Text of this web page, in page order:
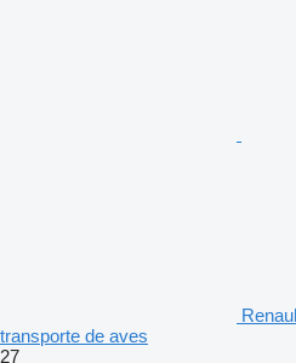
transporte de aves
27